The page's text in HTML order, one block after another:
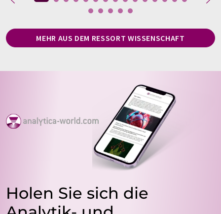
MEHR AUS DEM RESSORT WISSENSCHAFT
Holen Sie sich die